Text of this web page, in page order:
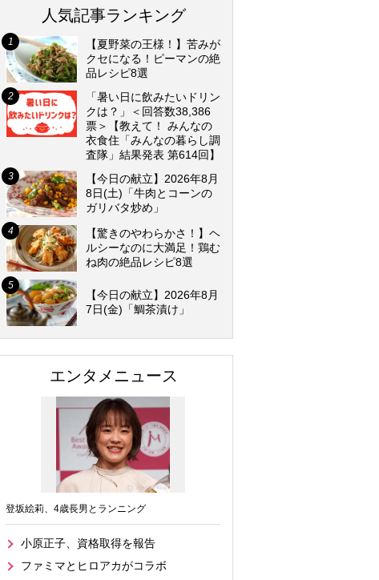
人気記事ランキング
【夏野菜の王様！】苦みが
クセになる！ピーマンの絶
品レシピ8選
「暑い日に飲みたいドリン
クは？」＜回答数38,386
票＞【教えて！ みんなの
衣食住「みんなの暮らし調
査隊」結果発表 第614回】
【今日の献立】2026年8月
8日(土)「牛肉とコーンの
ガリバタ炒め」
【驚きのやわらかさ！】ヘ
ルシーなのに大満足！鶏む
ね肉の絶品レシピ8選
【今日の献立】2026年8月
7日(金)「鯛茶漬け」
エンタメニュース
登坂絵莉、4歳長男とランニング
小原正子、資格取得を報告
ファミマとヒロアカがコラボ